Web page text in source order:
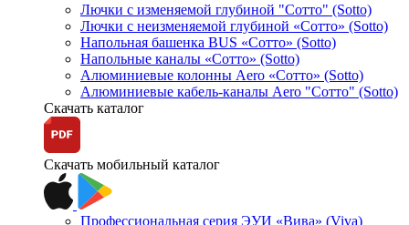
Лючки с изменяемой глубиной "Сотто" (Sotto)
Лючки с неизменяемой глубиной «Сотто» (Sotto)
Напольная башенка BUS «Сотто» (Sotto)
Напольные каналы «Сотто» (Sotto)
Алюминиевые колонны Aero «Сотто» (Sotto)
Алюминиевые кабель-каналы Aero "Сотто" (Sotto)
Скачать каталог
Скачать мобильный каталог
Профессиональная серия ЭУИ «Вива» (Viva)